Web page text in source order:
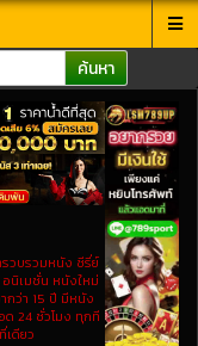
ค้นหา
รวบรวมหนัง ซีรี่ย์
นิเมชั่น หนังใหม่
กว่า 15 ปี มีหนัง
ด 24 ชั่วโมง ทุกที
เดียว